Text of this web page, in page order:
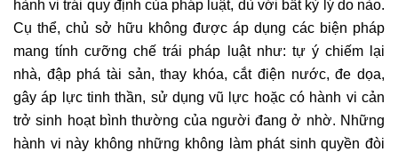
hành vi trái quy định của pháp luật, dù với bất kỳ lý do nào.
Cụ thể, chủ sở hữu không được áp dụng các biện pháp
mang tính cưỡng chế trái pháp luật như: tự ý chiếm lại
nhà, đập phá tài sản, thay khóa, cắt điện nước, đe dọa,
gây áp lực tinh thần, sử dụng vũ lực hoặc có hành vi cản
trở sinh hoạt bình thường của người đang ở nhờ. Những
hành vi này không những không làm phát sinh quyền đòi